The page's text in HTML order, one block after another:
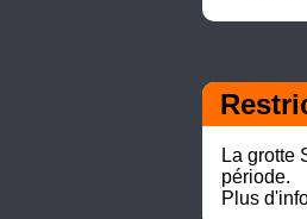
La grotte
période.
Plus